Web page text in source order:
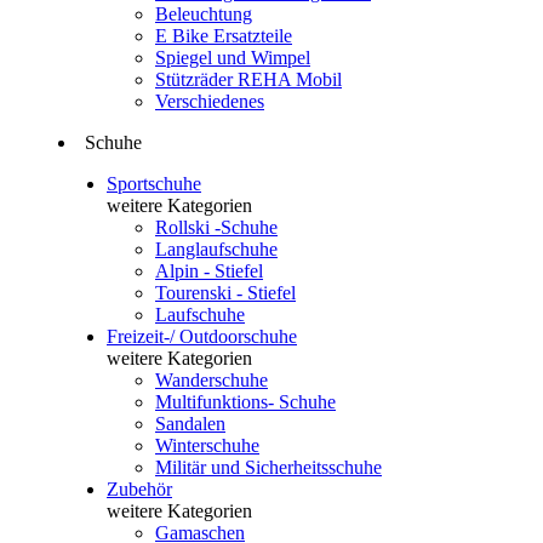
Beleuchtung
E Bike Ersatzteile
Spiegel und Wimpel
Stützräder REHA Mobil
Verschiedenes
Schuhe
Sportschuhe
weitere Kategorien
Rollski -Schuhe
Langlaufschuhe
Alpin - Stiefel
Tourenski - Stiefel
Laufschuhe
Freizeit-/ Outdoorschuhe
weitere Kategorien
Wanderschuhe
Multifunktions- Schuhe
Sandalen
Winterschuhe
Militär und Sicherheitsschuhe
Zubehör
weitere Kategorien
Gamaschen